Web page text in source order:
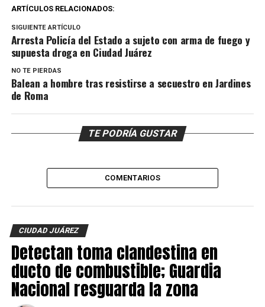
ARTÍCULOS RELACIONADOS:
SIGUIENTE ARTÍCULO
Arresta Policía del Estado a sujeto con arma de fuego y
supuesta droga en Ciudad Juárez
NO TE PIERDAS
Balean a hombre tras resistirse a secuestro en Jardines
de Roma
TE PODRÍA GUSTAR
COMENTARIOS
CIUDAD JUÁREZ
Detectan toma clandestina en
ducto de combustible; Guardia
Nacional resguarda la zona